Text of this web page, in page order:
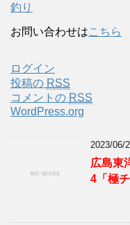
釣り
お問い合わせはこちら
ログイン
投稿の RSS
コメントの RSS
WordPress.org
2023/06/
広島東
4「極チ